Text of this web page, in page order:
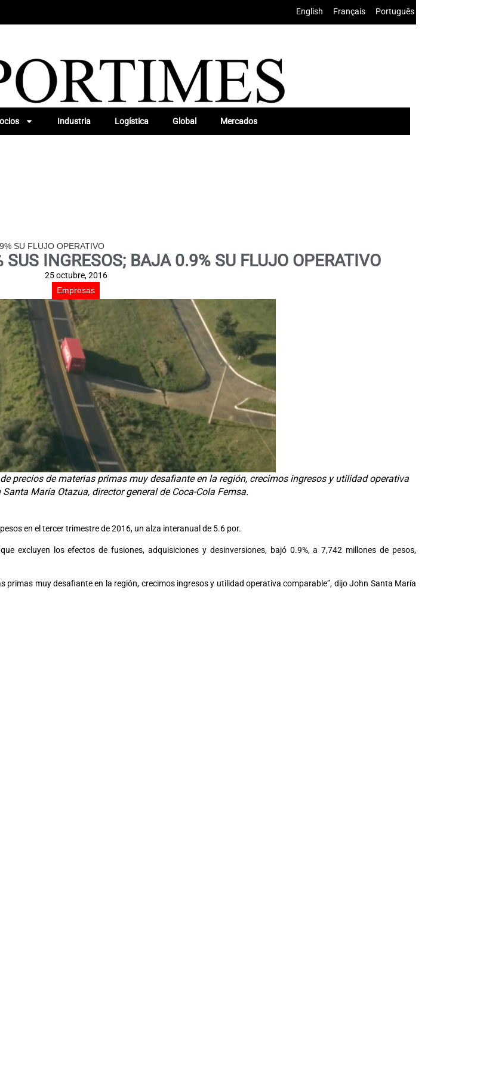
English Français Português
Industria Logística Global Mercados
SU FLUJO OPERATIVO
INGRESOS; BAJA 0.9% SU FLUJO OPERATIVO
25 octubre, 2016
Empresas
precios de materias primas muy desafiante en la región, crecimos ingresos y utilidad operativa
María Otazua, director general de Coca-Cola Femsa.
en el tercer trimestre de 2016, un alza interanual de 5.6 por.
excluyen los efectos de fusiones, adquisiciones y desinversiones, bajó 0.9%, a 7,742 millones de pesos,
primas muy desafiante en la región, crecimos ingresos y utilidad operativa comparable”, dijo John Santa María